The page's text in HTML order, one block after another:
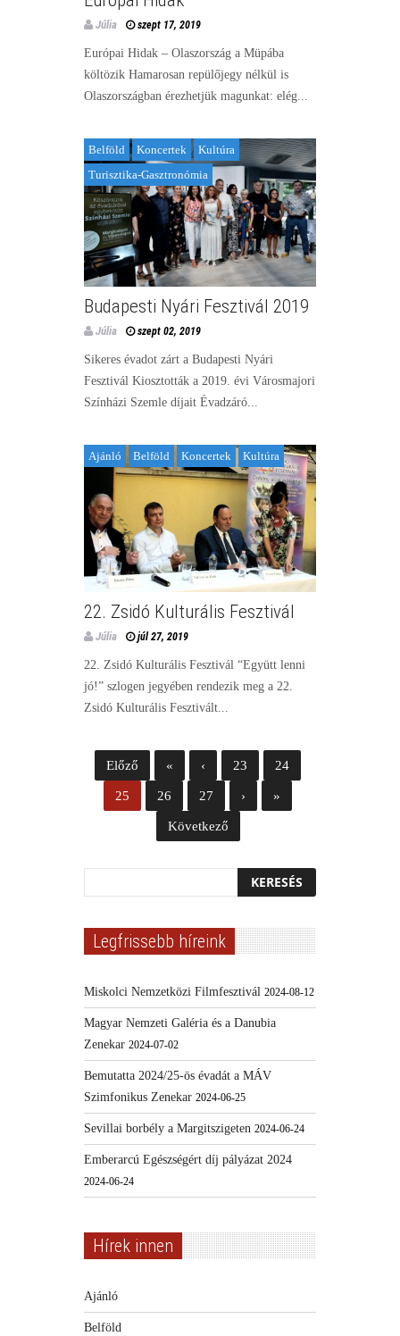
Júlia szept 17, 2019
Európai Hidak – Olaszország a Müpába
költözik Hamarosan repülőjegy nélkül is
Olaszországban érezhetjük magunkat: elég...
Belföld Koncertek
Kultúra
Turisztika-Gasztronómia
Budapesti Nyári Fesztivál 2019
Júlia szept 02, 2019
Sikeres évadot zárt a Budapesti Nyári
Fesztivál Kiosztották a 2019. évi Városmajori
Színházi Szemle díjait Évadzáró...
Ajánló Belföld Koncertek Kultúra
22. Zsidó Kulturális Fesztivál
Júlia júl 27, 2019
22. Zsidó Kulturális Fesztivál “Együtt lenni
jó!” szlogen jegyében rendezik meg a 22.
Zsidó Kulturális Fesztivált...
Előző « ‹ 23 24
25 26 27 › »
Következő
Legfrissebb híreink
Miskolci Nemzetközi Filmfesztivál 2024-08-12
Magyar Nemzeti Galéria és a Danubia
Zenekar 2024-07-02
Bemutatta 2024/25-ös évadát a MÁV
Szimfonikus Zenekar 2024-06-25
Sevillai borbély a Margitszigeten 2024-06-24
Emberarcú Egészségért díj pályázat 2024
2024-06-24
Hírek innen
Ajánló
Belföld